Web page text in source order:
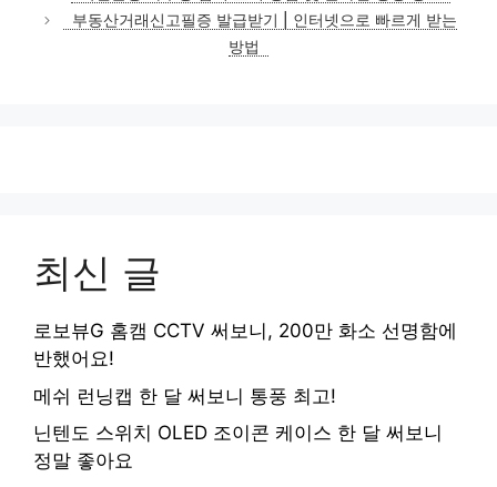
고
리
부동산거래신고필증 발급받기 | 인터넷으로 빠르게 받는
방법
최신 글
로보뷰G 홈캠 CCTV 써보니, 200만 화소 선명함에
반했어요!
메쉬 런닝캡 한 달 써보니 통풍 최고!
닌텐도 스위치 OLED 조이콘 케이스 한 달 써보니
정말 좋아요